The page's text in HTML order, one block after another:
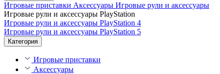
Игровые приставки Аксессуары Игровые рули и аксессуары
Игровые рули и аксессуары PlayStation
Игровые рули и аксессуары PlayStation 4
Игровые рули и аксессуары PlayStation 5
Категория
Игровые приставки
Аксессуары